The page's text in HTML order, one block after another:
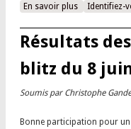
En savoir plus
à propos
Identifiez-
Résultats
blitz du 8
Soumis par Christophe
Bonne participation pour